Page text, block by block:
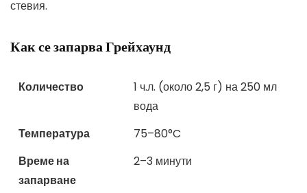
стевия.
Как се запарва Грейхаунд
Количество
1 ч.л. (около 2,5 г) на 250 мл
вода
Температура
75–80°C
Време на
запарване
2–3 минути